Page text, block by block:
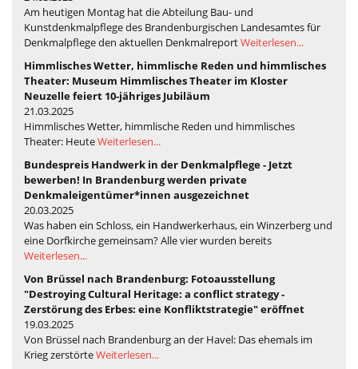
Am heutigen Montag hat die Abteilung Bau- und
Kunstdenkmalpflege des Brandenburgischen Landesamtes für
Denkmalpflege den aktuellen DenkmalreportWeiterlesen...
Himmlisches Wetter, himmlische Reden und himmlisches
Theater: Museum Himmlisches Theater im Kloster
Neuzelle feiert 10-jähriges Jubiläum
21.03.2025
Himmlisches Wetter, himmlische Reden und himmlisches
Theater: HeuteWeiterlesen...
Bundespreis Handwerk in der Denkmalpflege - Jetzt
bewerben! In Brandenburg werden private
Denkmaleigentümer*innen ausgezeichnet
20.03.2025
Was haben ein Schloss, ein Handwerkerhaus, ein Winzerberg und
eine Dorfkirche gemeinsam? Alle vier wurden bereits
Weiterlesen...
Von Brüssel nach Brandenburg: Fotoausstellung
"Destroying Cultural Heritage: a conflict strategy -
Zerstörung des Erbes: eine Konfliktstrategie" eröffnet
19.03.2025
Von Brüssel nach Brandenburg an der Havel: Das ehemals im
Krieg zerstörteWeiterlesen...